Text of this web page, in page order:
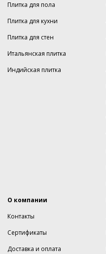
Плитка для пола
Плитка для кухни
Плитка для стен
Итальянская плитка
Индийская плитка
О компании
Контакты
Сертификаты
Доставка и оплата